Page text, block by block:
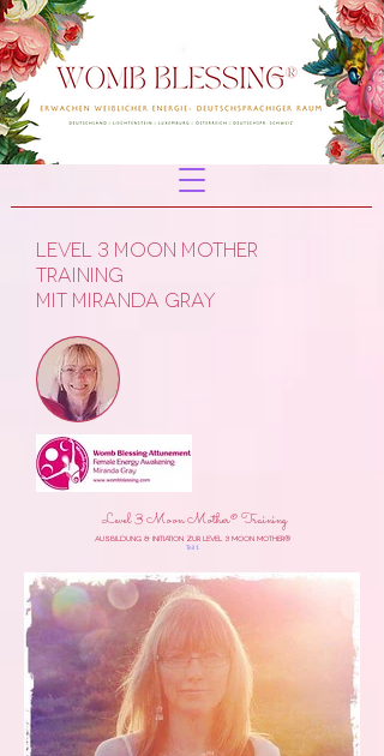
Level 3 Moon Mother
Training
Mit Miranda Gray
Level 3 Moon Mother® Training
Ausbildung & Initiation zur Level 3 Moon Mother®
Teil 1